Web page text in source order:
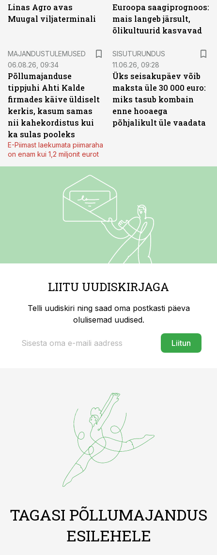
Linas Agro avas
Muugal viljaterminali
Euroopa saagiprognoos:
mais langeb järsult,
õlikultuurid kasvavad
MAJANDUSTULEMUSED
06.08.26, 09:34
Põllumajanduse
tippjuhi Ahti Kalde
firmades käive üldiselt
kerkis, kasum samas
nii kahekordistus kui
ka sulas pooleks
E-Piimast laekumata piimaraha
on enam kui 1,2 miljonit eurot
SISUTURUNDUS
11.06.26, 09:28
Üks seisakupäev võib
maksta üle 30 000 euro:
miks tasub kombain
enne hooaega
põhjalikult üle vaadata
LIITU UUDISKIRJAGA
Telli uudiskiri ning saad oma postkasti päeva
olulisemad uudised.
Liitun
TAGASI PÕLLUMAJANDUS
ESILEHELE